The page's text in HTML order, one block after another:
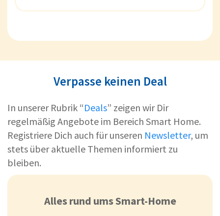
Verpasse keinen Deal
In unserer Rubrik “Deals” zeigen wir Dir
regelmäßig Angebote im Bereich Smart Home.
Registriere Dich auch für unseren Newsletter, um
stets über aktuelle Themen informiert zu
bleiben.
Alles rund ums Smart-Home